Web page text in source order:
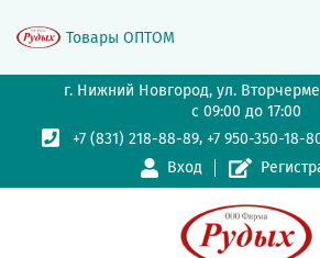
г. Нижний Новгород, ул.
с 09:00 до 17:00
+7 (831) 218-88-89,+7 950-350-18-
Вход
Товары ОПТОМ